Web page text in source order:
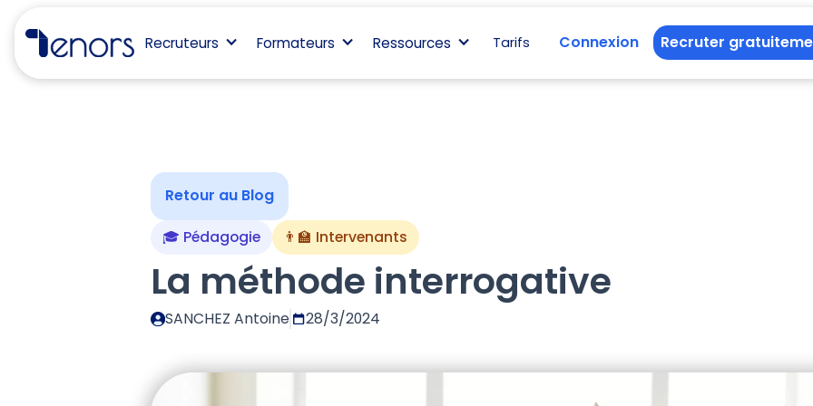
Recruteurs Formateurs Ressources Tarifs Connexion Recruter
Retour au Blog
🎓 Pédagogie
👨‍🏫 Intervenants
La méthode interrogative
SANCHEZ Antoine 28/3/2024